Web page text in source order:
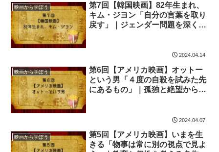
映画から学ぼう
第7回【韓国映画】82年生まれ、
キム・ジヨン「自分の言葉を取り
戻す」｜ジェンダー問題を深く学
2024.04.14
映画から学ぼう
第6回【アメリカ映画】オットー
という男「４度の自殺を試みた先
にあるもの」｜孤独と絶望から人
2024.04.07
映画から学ぼう
第5回【アメリカ映画】いまを生
きる「物事は常に別の視点で見よ